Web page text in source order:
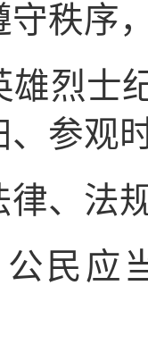
秩序
士纪
参观
、法规
公民应